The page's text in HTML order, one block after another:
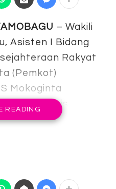
– Wakili
Asisten I Bidang
Rakyat
(Pemkot)
Mokoginta
lomba tenis
Cup 2026, Jumat
rangka
ke-80
READING